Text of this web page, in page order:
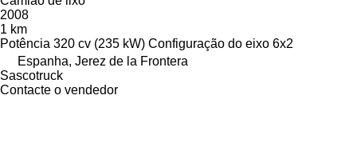
2008
1 km
Potência 320 cv (235 kW) Configuração do eixo 6x2
Espanha, Jerez de la Frontera
Sascotruck
Contacte o vendedor